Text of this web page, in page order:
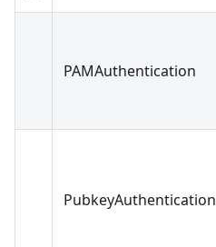
PAMAuthentication
PubkeyAuthentication